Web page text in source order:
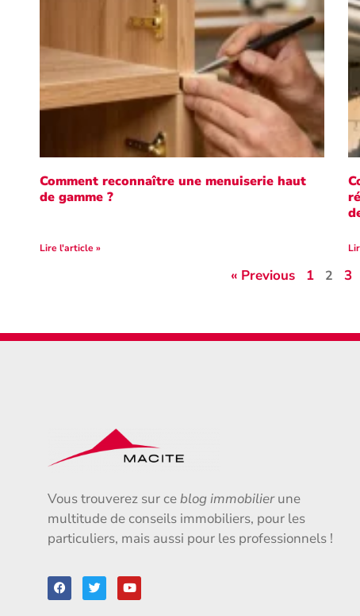
Comment reconnaître une menuiserie haut
de gamme ?
Lire l'article »
« Previous 1 2 3
Vous trouverez sur ceblog immobilierune
multitude de conseils immobiliers, pour les
particuliers, mais aussi pour les professionnels !